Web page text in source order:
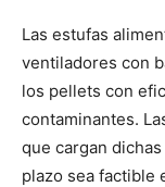
Las estufas
ventiladores con
los pellets con
contaminantes.
que cargan
plazo sea factible